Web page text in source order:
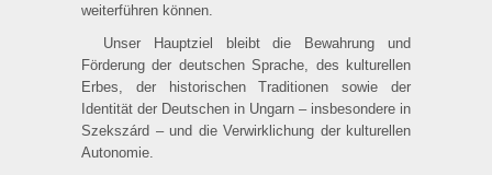
weiterführen können.
Unser Hauptziel bleibt die Bewahrung und
Förderung der deutschen Sprache, des kulturellen
Erbes, der historischen Traditionen sowie der
Identität der Deutschen in Ungarn – insbesondere in
Szekszárd – und die Verwirklichung der kulturellen
Autonomie.